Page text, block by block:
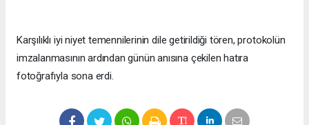
Karşılıklı iyi niyet temennilerinin dile getirildiği tören, protokolün
imzalanmasının ardından günün anısına çekilen hatıra
fotoğrafıyla sona erdi.